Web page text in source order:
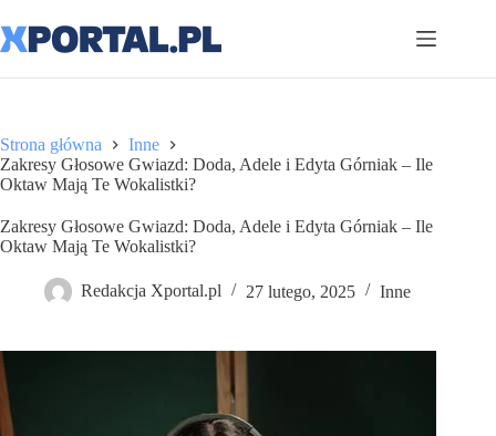
do
treści
Strona główna
Inne
Zakresy Głosowe Gwiazd: Doda, Adele i Edyta Górniak – Ile
Oktaw Mają Te Wokalistki?
Zakresy Głosowe Gwiazd: Doda, Adele i Edyta Górniak – Ile
Oktaw Mają Te Wokalistki?
Redakcja Xportal.pl 27 lutego, 2025 Inne